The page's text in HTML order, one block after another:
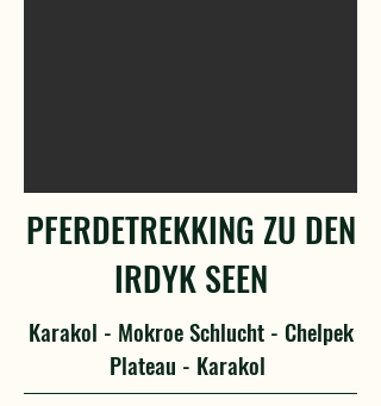
PFERDETREKKING ZU DEN
IRDYK SEEN
Karakol - Mokroe Schlucht - Chelpek
Plateau - Karakol